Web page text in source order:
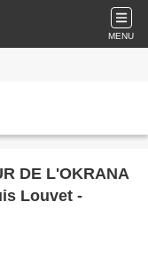
MENU
DE L'OKRANA
Louvet -